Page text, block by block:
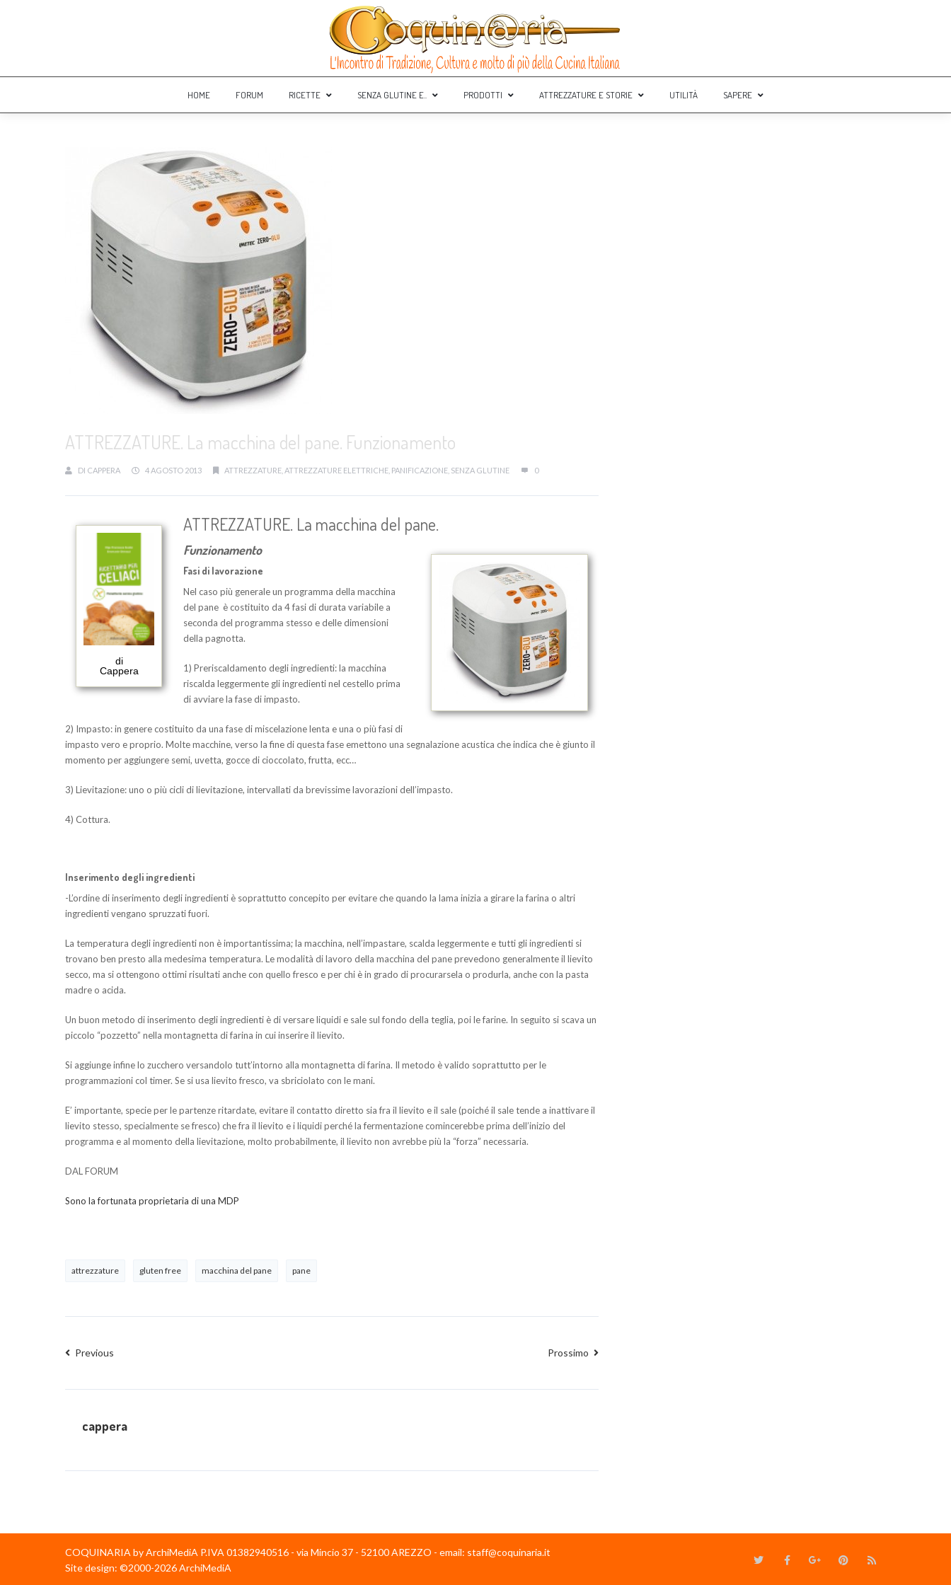
HOME FORUM RICETTE SENZA GLUTINE E.. PRODOTTI ATTREZZATURE E STORIE UTILITÀ SAPERE
ATTREZZATURE. La macchina del pane. Funzionamento
DI CAPPERA 4 AGOSTO 2013 ATTREZZATURE ATTREZZATURE ELETTRICHE PANIFICAZIONE SENZA GLUTINE 0
di
Cappera
ATTREZZATURE. La macchina del pane.
Funzionamento
Fasi di lavorazione
Nel caso più generale un programma della macchina
del pane è costituito da 4 fasi di durata variabile a
seconda del programma stesso e delle dimensioni
della pagnotta.
1) Preriscaldamento degli ingredienti: la macchina
riscalda leggermente gli ingredienti nel cestello prima
di avviare la fase di impasto.
2) Impasto: in genere costituito da una fase di miscelazione lenta e una o più fasi di
impasto vero e proprio. Molte macchine, verso la fine di questa fase emettono una segnalazione acustica che indica che è giunto il
momento per aggiungere semi, uvetta, gocce di cioccolato, frutta, ecc…
3) Lievitazione: uno o più cicli di lievitazione, intervallati da brevissime lavorazioni dell’impasto.
4) Cottura.
Inserimento degli ingredienti
-L’ordine di inserimento degli ingredienti è soprattutto concepito per evitare che quando la lama inizia a girare la farina o altri
ingredienti vengano spruzzati fuori.
La temperatura degli ingredienti non è importantissima; la macchina, nell’impastare, scalda leggermente e tutti gli ingredienti si
trovano ben presto alla medesima temperatura. Le modalità di lavoro della macchina del pane prevedono generalmente il lievito
secco, ma si ottengono ottimi risultati anche con quello fresco e per chi è in grado di procurarsela o produrla, anche con la pasta
madre o acida.
Un buon metodo di inserimento degli ingredienti è di versare liquidi e sale sul fondo della teglia, poi le farine. In seguito si scava un
piccolo “pozzetto” nella montagnetta di farina in cui inserire il lievito.
Si aggiunge infine lo zucchero versandolo tutt’intorno alla montagnetta di farina. Il metodo è valido soprattutto per le
programmazioni col timer. Se si usa lievito fresco, va sbriciolato con le mani.
E’ importante, specie per le partenze ritardate, evitare il contatto diretto sia fra il lievito e il sale (poiché il sale tende a inattivare il
lievito stesso, specialmente se fresco) che fra il lievito e i liquidi perché la fermentazione comincerebbe prima dell’inizio del
programma e al momento della lievitazione, molto probabilmente, il lievito non avrebbe più la “forza” necessaria.
DAL FORUM
Sono la fortunata proprietaria di una MDP
attrezzature gluten free macchina del pane pane
Previous Prossimo
cappera
COQUINARIA by ArchiMediA P.IVA 01382940516 - via Mincio 37 - 52100 AREZZO - email: staff@coquinaria.it
Site design: ©2000-2026 ArchiMediA